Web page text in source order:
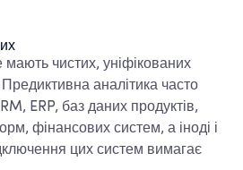
мають чистих, уніфікованих
аналітика часто
ERP, баз даних продуктів,
фінансових систем, а іноді і
цих систем вимагає